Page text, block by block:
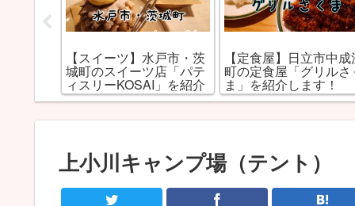
【スイーツ】水戸市・茨
城町のスイーツ店「パテ
ィスリーKOSAI」を紹介
します！
【定食屋】日立市中
町の定食屋「グリルさ
ま」を紹介します！
上小川キャンプ場（テント）